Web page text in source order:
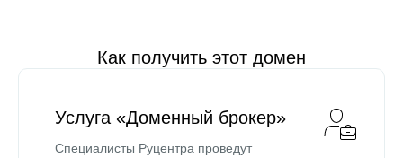
Как получить этот домен
Услуга «Доменный брокер»
Специалисты Руцентра проведут